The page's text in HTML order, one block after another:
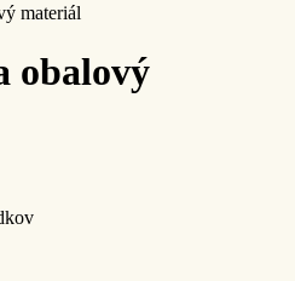
materiál
obalový